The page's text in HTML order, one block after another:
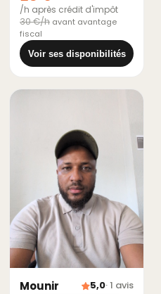
/h après crédit d'impôt
30 €/h avant avantage
fiscal
Voir ses disponibilités
Mounir 5,0· 1 avis